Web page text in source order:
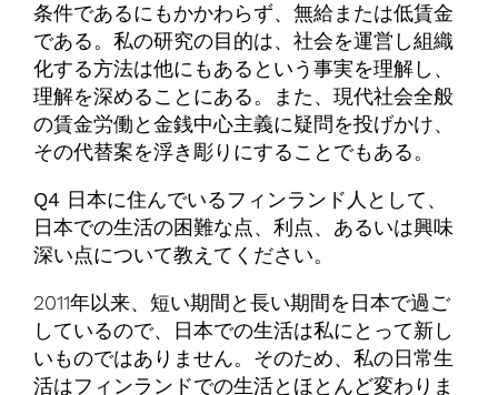
条件であるにもかかわらず、無給または低賃金
である。私の研究の目的は、社会を運営し組織
化する方法は他にもあるという事実を理解し、
理解を深めることにある。また、現代社会全般
の賃金労働と金銭中心主義に疑問を投げかけ、
その代替案を浮き彫りにすることでもある。
Q4 日本に住んでいるフィンランド人として、
日本での生活の困難な点、利点、あるいは興味
深い点について教えてください。
2011年以来、短い期間と長い期間を日本で過ご
しているので、日本での生活は私にとって新し
いものではありません。そのため、私の日常生
活はフィンランドでの生活とほとんど変わりま